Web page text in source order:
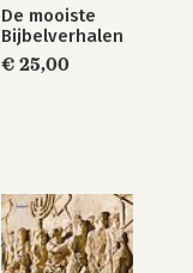
De mooiste
Bijbelverhalen
€ 25,00